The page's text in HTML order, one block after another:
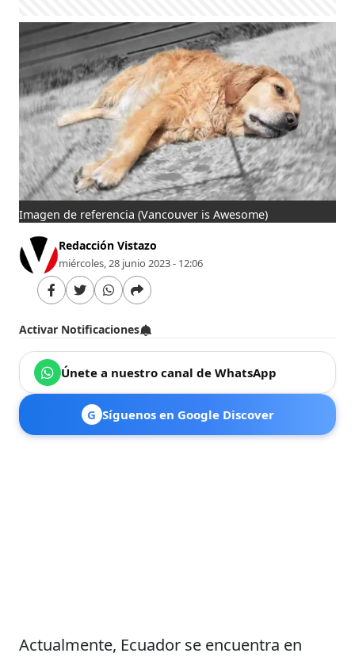
Imagen de referencia (Vancouver is Awesome)
Redacción Vistazo
miércoles, 28 junio 2023 - 12:06
Activar Notificaciones
Únete a nuestro canal de WhatsApp
G Síguenos en Google Discover
Actualmente, Ecuador se encuentra en